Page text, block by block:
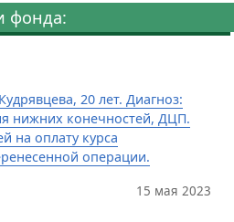
фонда:
20 лет. Диагноз:
нижних конечностей, ДЦП.
на оплату курса
операции.
15 мая 2023